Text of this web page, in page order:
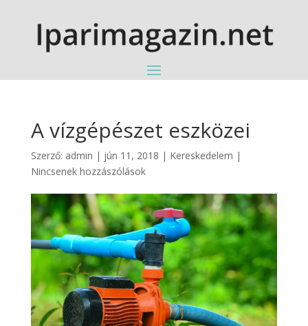
A vízgépészet eszközei
Szerző: admin | jún 11, 2018 | Kereskedelem |
Nincsenek hozzászólások